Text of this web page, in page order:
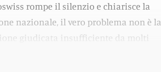
rompe il silenzio e chiarisce la
nazionale, il vero problema non è la
giudicata insufficiente da molti